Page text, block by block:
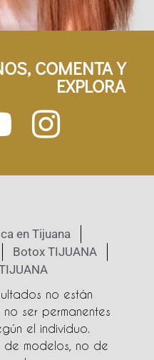
COMENTA Y
EXPLORA
en Tijuana
Botox TIJUANA
no están
ser permanentes
el individuo.
de modelos, no de